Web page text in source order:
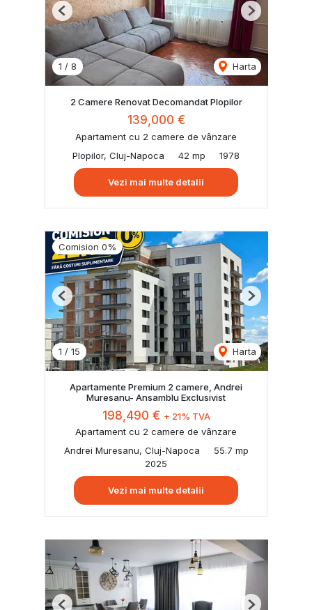
1 / 8 Harta
Previous Next
2 Camere Renovat Decomandat Plopilor
139,000 €
Apartament cu 2 camere de vânzare
Plopilor, Cluj-Napoca
42 mp 1978
Vezi mai multe detalii
Comision 0%
1 / 15 Harta
Previous Next
Apartamente Premium 2 camere, Andrei
Muresanu- Ansamblu Exclusivist
198,490 € + 21% TVA
Apartament cu 2 camere de vânzare
Andrei Muresanu, Cluj-Napoca
55.7 mp
2025
Vezi mai multe detalii